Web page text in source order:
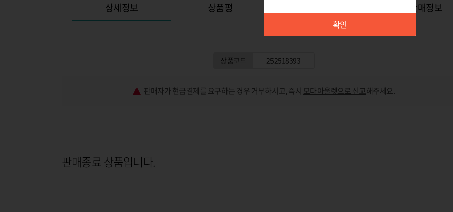
상세정보 상품평 위탁판매정보
상품코드 252518393
판매자가 현금결제를 요구하는 경우 거부하시고, 즉시 모다아울렛으로 신고해주세요.
확인